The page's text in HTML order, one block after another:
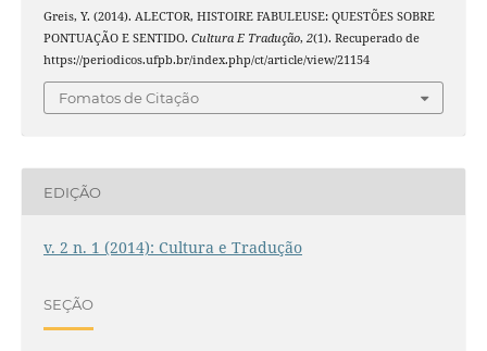
Greis, Y. (2014). ALECTOR, HISTOIRE FABULEUSE: QUESTÕES SOBRE
PONTUAÇÃO E SENTIDO. Cultura E Tradução, 2(1). Recuperado de
https://periodicos.ufpb.br/index.php/ct/article/view/21154
Fomatos de Citação
EDIÇÃO
v. 2 n. 1 (2014): Cultura e Tradução
SEÇÃO